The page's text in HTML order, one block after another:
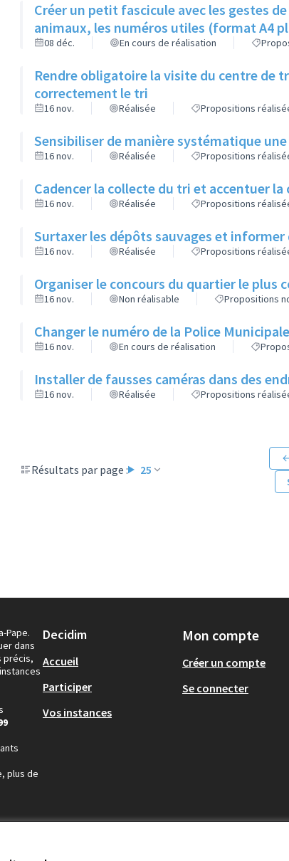
Créer un petit fascicule avec les gestes
animaux, les numéros utiles (format A4
08 déc. En cours de réalisation
Rendre obligatoire la visite du centre de
correctement le tri
16 nov. Réalisée Propositions
Sensibiliser de manière systématique
16 nov. Réalisée Propositions
Cadencer la collecte du tri et accentuer
16 nov. Réalisée Propositions
Surtaxer les dépôts sauvages et
16 nov. Réalisée Propositions
Organiser le concours du quartier le plus
16 nov. Non réalisable Propositions
Changer le numéro de la Police
16 nov. En cours de réalisation
Installer de fausses caméras dans des
16 nov. Réalisée Propositions
Résultats par page : 25
Pape.
dans
précis,
plus de
Decidim
Accueil
Participer
Vos instances
Mon compte
Créer un compte
Se connecter